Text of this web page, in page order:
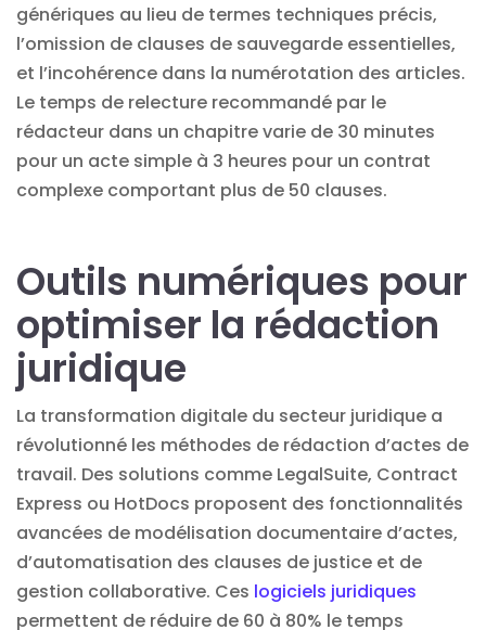
génériques au lieu de termes techniques précis,
l’omission de clauses de sauvegarde essentielles,
et l’incohérence dans la numérotation des articles.
Le temps de relecture recommandé par le
rédacteur dans un chapitre varie de 30 minutes
pour un acte simple à 3 heures pour un contrat
complexe comportant plus de 50 clauses.
Outils numériques pour
optimiser la rédaction
juridique
La transformation digitale du secteur juridique a
révolutionné les méthodes de rédaction d’actes de
travail. Des solutions comme LegalSuite, Contract
Express ou HotDocs proposent des fonctionnalités
avancées de modélisation documentaire d’actes,
d’automatisation des clauses de justice et de
gestion collaborative. Ces logiciels juridiques
permettent de réduire de 60 à 80% le temps